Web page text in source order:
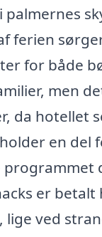
ferien
for både
men
da hotellet
en del
er
ved